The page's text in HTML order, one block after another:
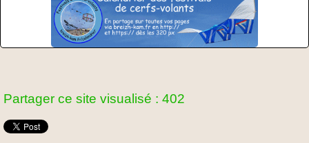
Partager ce site visualisé : 402